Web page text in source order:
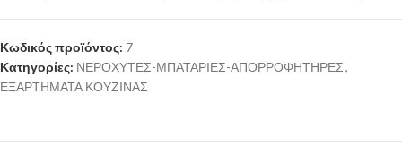
Κωδικός προϊόντος: 7
Κατηγορίες: ΝΕΡΟΧΥΤΕΣ-ΜΠΑΤΑΡΙΕΣ-ΑΠΟΡΡΟΦΗΤΗΡΕΣ,
ΕΞΑΡΤΗΜΑΤΑ ΚΟΥΖΙΝΑΣ